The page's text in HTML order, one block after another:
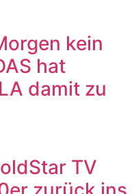
kein
hat
damit zu
TV